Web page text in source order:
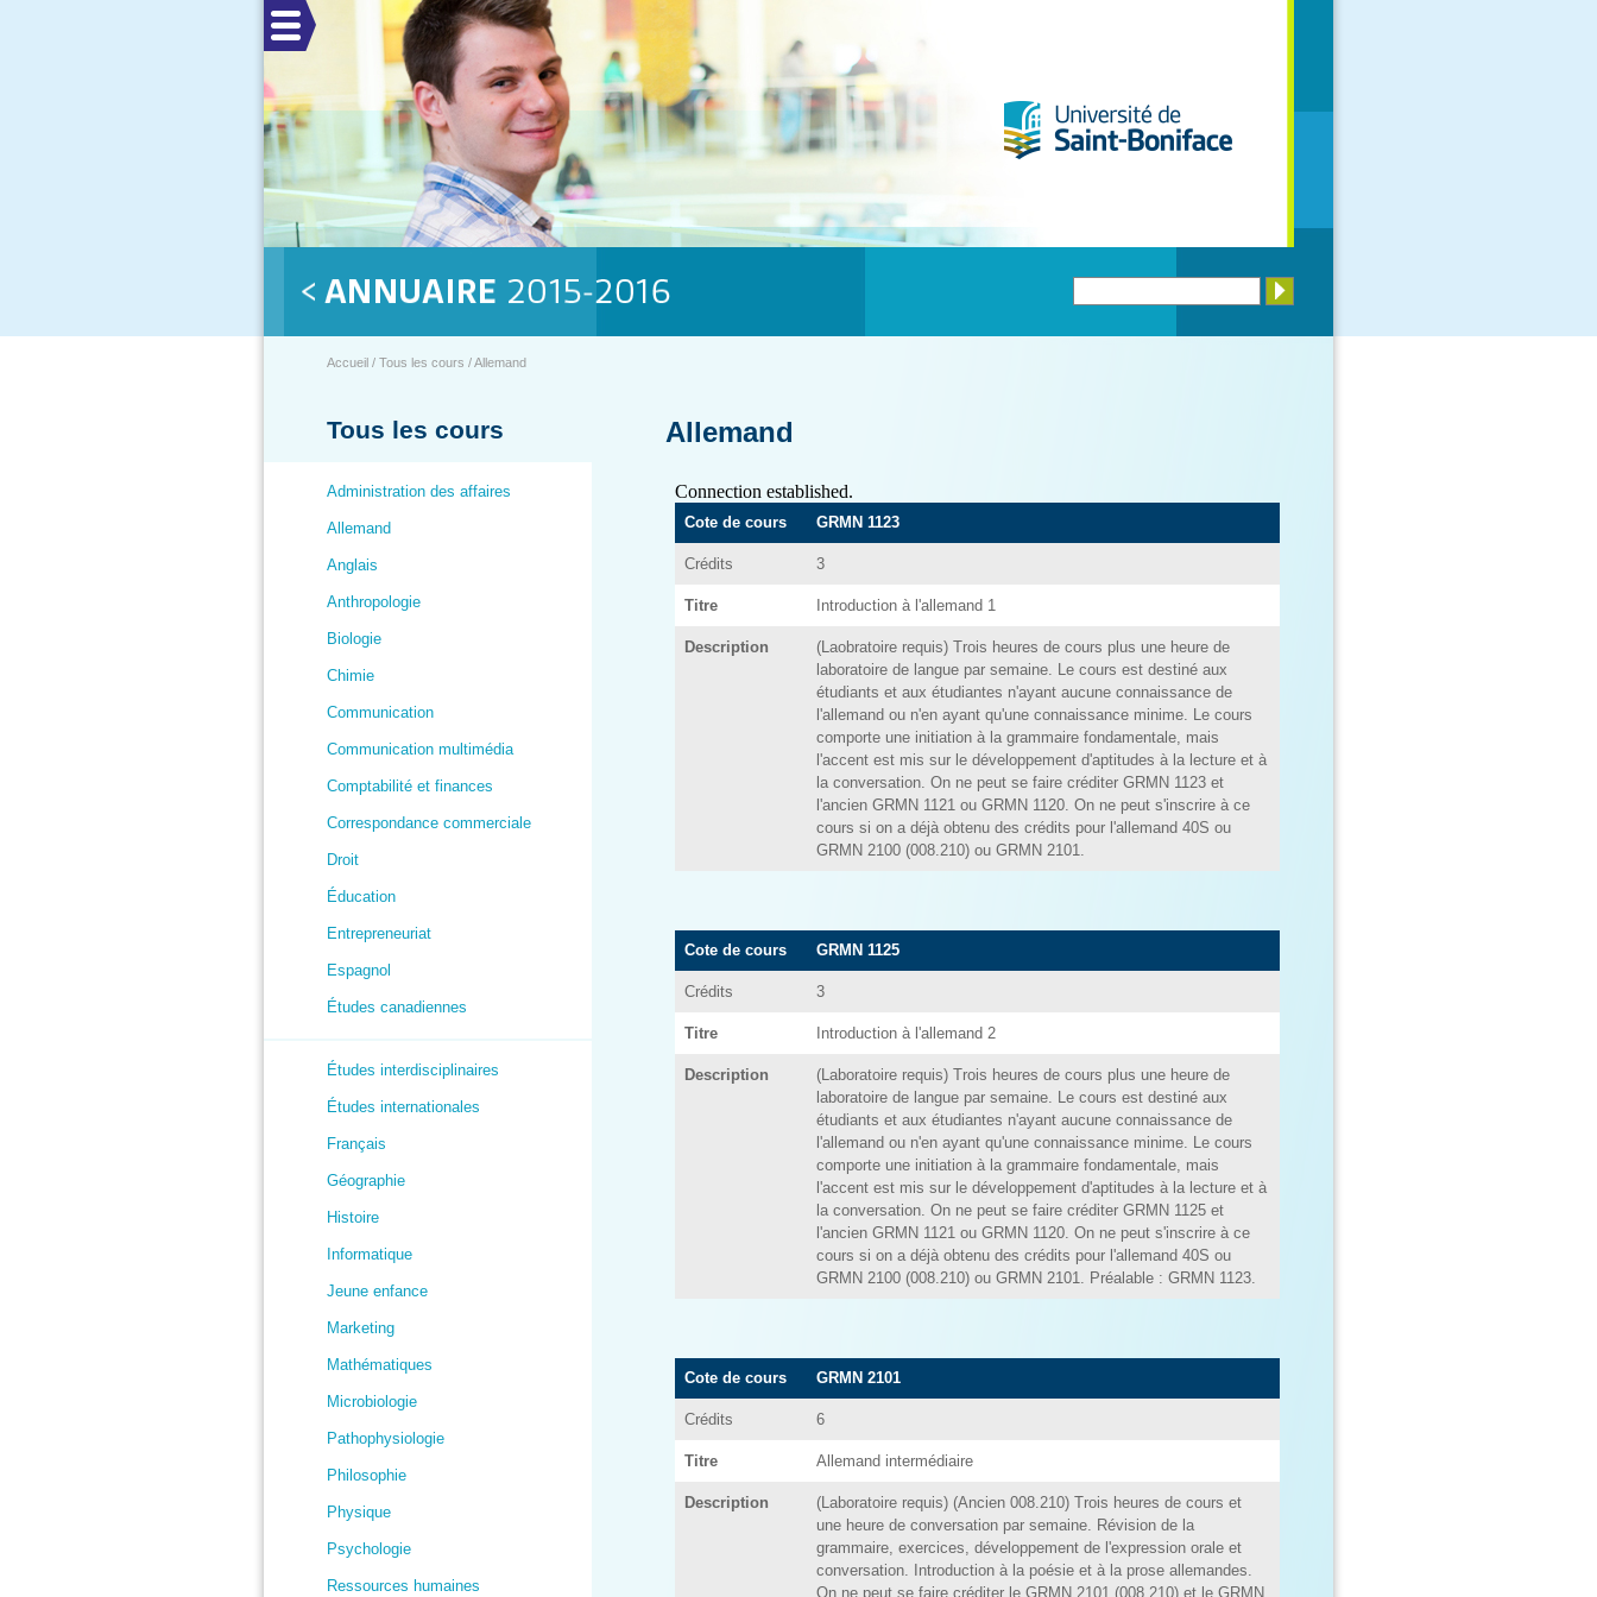
Menu
Accueil / Tous les cours / Allemand
Tous les cours
Administration des affaires
Allemand
Anglais
Anthropologie
Biologie
Chimie
Communication
Communication multimédia
Comptabilité et finances
Correspondance commerciale
Droit
Éducation
Entrepreneuriat
Espagnol
Études canadiennes
Études interdisciplinaires
Études internationales
Français
Géographie
Histoire
Informatique
Jeune enfance
Marketing
Mathématiques
Microbiologie
Pathophysiologie
Philosophie
Physique
Psychologie
Ressources humaines
Allemand